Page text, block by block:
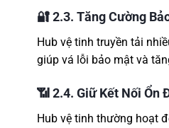
🔐2.3. Tăng Cường
Hub vệ tinh truyền tải
giúp vá lỗi bảo mật và
📶2.4. Giữ Kết Nối Ổn
Hub vệ tinh thường hoạt